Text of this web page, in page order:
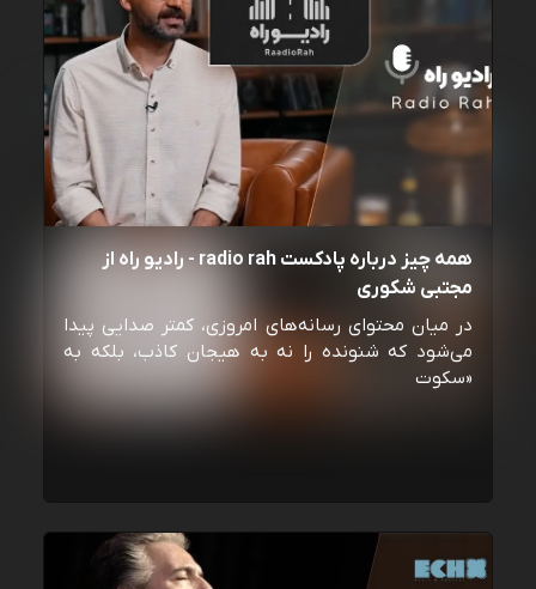
همه چیز درباره پادکست radio rah - رادیو راه از
مجتبی شکوری
در میان محتوای رسانه‌های امروزی، کمتر صدایی پیدا
می‌شود که شنونده را نه به هیجان کاذب، بلکه به
«سکوت